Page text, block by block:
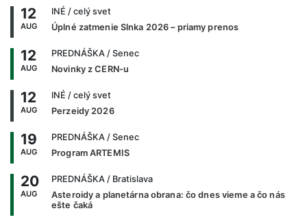
12
AUG
INÉ / celý svet
Úplné zatmenie Slnka 2026 – priamy prenos
12
AUG
PREDNÁŠKA / Senec
Novinky z CERN-u
12
AUG
INÉ / celý svet
Perzeidy 2026
19
AUG
PREDNÁŠKA / Senec
Program ARTEMIS
20
AUG
PREDNÁŠKA / Bratislava
Asteroidy a planetárna obrana: čo dnes vieme a čo nás
ešte čaká